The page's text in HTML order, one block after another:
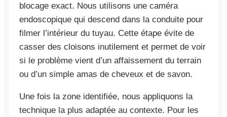
blocage exact. Nous utilisons une caméra
endoscopique qui descend dans la conduite pour
filmer l’intérieur du tuyau. Cette étape évite de
casser des cloisons inutilement et permet de voir
si le problème vient d’un affaissement du terrain
ou d’un simple amas de cheveux et de savon.
Une fois la zone identifiée, nous appliquons la
technique la plus adaptée au contexte. Pour les